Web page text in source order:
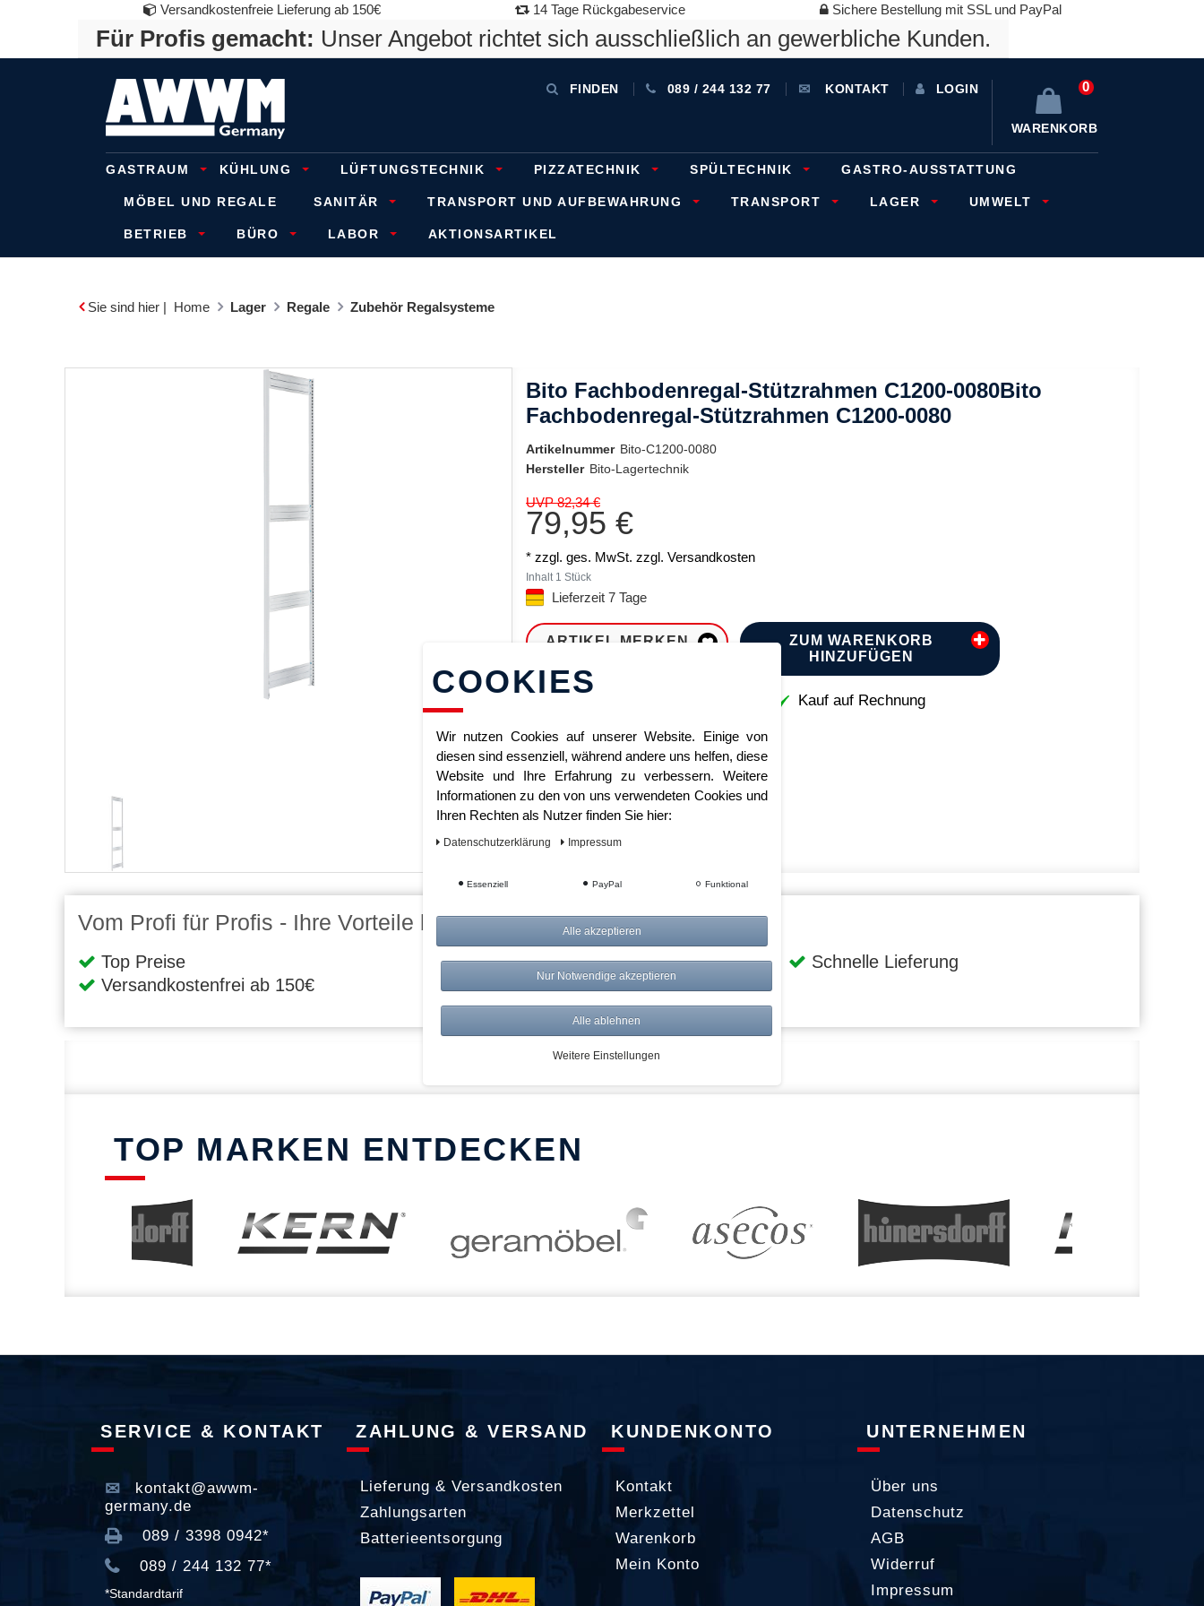
Versandkostenfreie Lieferung ab 150€ 14 Tage Rückgabeservice Sichere Bestellung mit SSL und PayPal
Für Profis gemacht: Unser Angebot richtet sich ausschließlich an gewerbliche Kunden.
FINDEN 089 / 244 132 77 KONTAKT LOGIN 0
WARENKORB
GASTRAUM KÜHLUNG LÜFTUNGSTECHNIK PIZZATECHNIK SPÜLTECHNIK GASTRO-AUSSTATTUNG
MÖBEL UND REGALE SANITÄR TRANSPORT UND AUFBEWAHRUNG TRANSPORT LAGER UMWELT
BETRIEB BÜRO LABOR AKTIONSARTIKEL
Sie sind hier | Home Lager Regale Zubehör Regalsysteme
Bito Fachbodenregal-Stützrahmen C1200-0080Bito
Fachbodenregal-Stützrahmen C1200-0080
Artikelnummer Bito-C1200-0080
Hersteller Bito-Lagertechnik
UVP 82,34 €
79,95 €
* zzgl. ges. MwSt. zzgl. Versandkosten
Inhalt 1 Stück
Lieferzeit 7 Tage
ARTIKEL MERKEN
ZUM WARENKORB
HINZUFÜGEN
Kauf auf Rechnung
Vom Profi für Profis - Ihre Vorteile bei AWWM:
Top Preise
Versandkostenfrei ab 150€
Risikolos: 14 Tage Rückgabe
Über 20.000 Artikel
Schnelle Lieferung
TOP MARKEN ENTDECKEN
SERVICE & KONTAKT
kontakt@awwm-
germany.de
089 / 3398 0942*
089 / 244 132 77*
*Standardtarif
ZAHLUNG & VERSAND
Lieferung & Versandkosten
Zahlungsarten
Batterieentsorgung
KUNDENKONTO
Kontakt
Merkzettel
Warenkorb
Mein Konto
UNTERNEHMEN
Über uns
Datenschutz
AGB
Widerruf
Impressum
COOKIES
Wir nutzen Cookies auf unserer Website. Einige von
diesen sind essenziell, während andere uns helfen, diese
Website und Ihre Erfahrung zu verbessern. Weitere
Informationen zu den von uns verwendeten Cookies und
Ihren Rechten als Nutzer finden Sie hier:
Daten­schutz­erklärung Impressum
Essenziell PayPal Funktional
Alle akzeptieren
Nur Notwendige akzeptieren
Alle ablehnen
Weitere Einstellungen